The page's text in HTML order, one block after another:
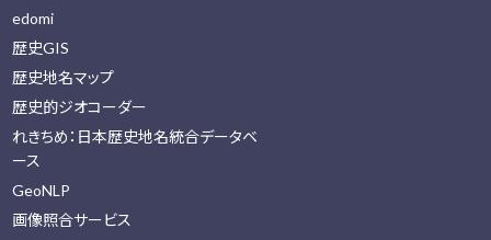
edomi
歴史GIS
歴史地名マップ
歴史的ジオコーダー
れきちめ：日本歴史地名統合データベ
ース
GeoNLP
画像照合サービス